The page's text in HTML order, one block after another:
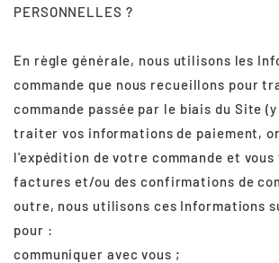
PERSONNELLES ?
En règle générale, nous utilisons les
commande que nous recueillons pour
commande passée par le biais du Site
traiter vos informations de paiement,
l'expédition de votre commande et
factures et/ou des confirmations de
outre, nous utilisons ces Informations
pour :
communiquer avec vous ;